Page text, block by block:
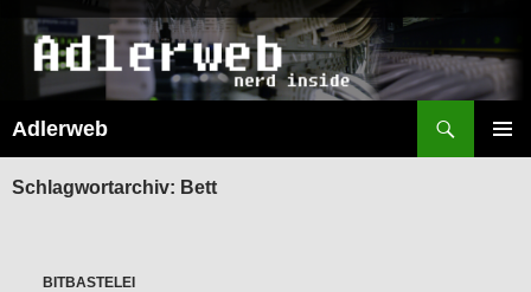
Adlerweb
SPRINGEN
Schlagwortarchiv: Bett
BITBASTELEI